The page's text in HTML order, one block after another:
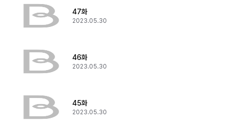
47화
2023.05.30
46화
2023.05.30
45화
2023.05.30